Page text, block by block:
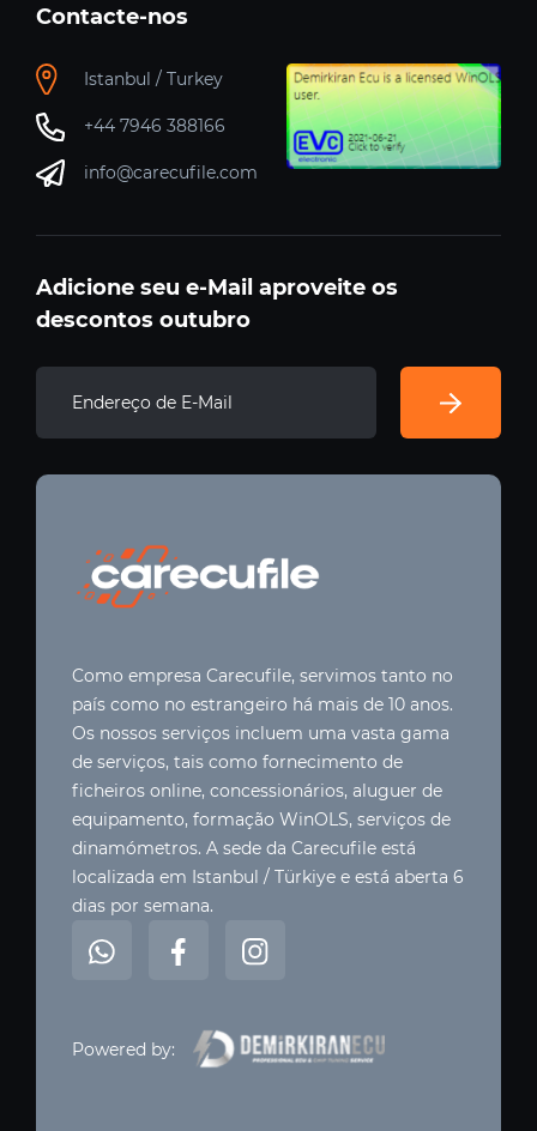
Contacte-nos
Istanbul / Turkey
+44 7946 388166
info@carecufile.com
Adicione seu e-Mail aproveite os
descontos outubro
Como empresa Carecufile, servimos tanto no
país como no estrangeiro há mais de 10 anos.
Os nossos serviços incluem uma vasta gama
de serviços, tais como fornecimento de
ficheiros online, concessionários, aluguer de
equipamento, formação WinOLS, serviços de
dinamómetros. A sede da Carecufile está
localizada em Istanbul / Türkiye e está aberta 6
dias por semana.
Powered by: